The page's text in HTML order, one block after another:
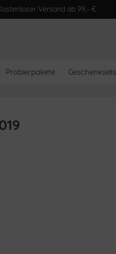
Versand ab 99,- €
Probierpakete Geschenksets